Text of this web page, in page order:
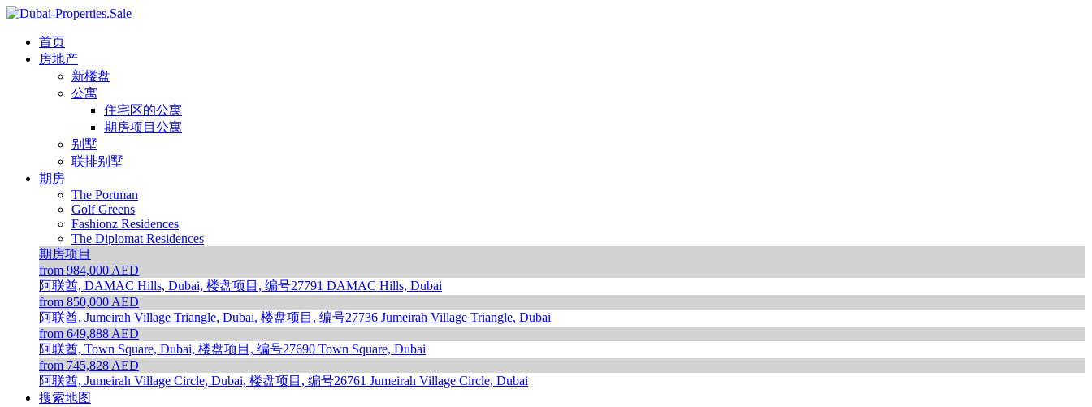
首页
房地产
新楼盘
公寓
住宅区的公寓
期房项目公寓
别墅
联排别墅
期房
The Portman
Golf Greens
Fashionz Residences
The Diplomat Residences
期房项目
from 984,000 AED
阿联酋, DAMAC Hills, Dubai, 楼盘项目, 编号27791 DAMAC Hills, Dubai
from 850,000 AED
阿联酋, Jumeirah Village Triangle, Dubai, 楼盘项目, 编号27736 Jumeirah Village Triangle, Dubai
from 649,888 AED
阿联酋, Town Square, Dubai, 楼盘项目, 编号27690 Town Square, Dubai
from 745,828 AED
阿联酋, Jumeirah Village Circle, Dubai, 楼盘项目, 编号26761 Jumeirah Village Circle, Dubai
搜索地图